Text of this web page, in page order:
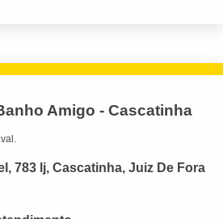
Amigo - Cascatinha
783 lj, Cascatinha, Juiz De Fora